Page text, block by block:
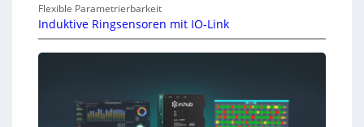
Flexible Parametrierbarkeit
Induktive Ringsensoren mit IO-Link